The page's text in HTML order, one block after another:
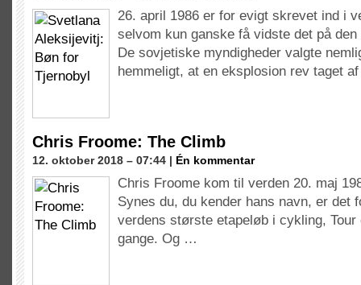
26. april 1986 er for evigt skrevet ind i
selvom kun ganske få vidste det på
De sovjetiske myndigheder valgte
hemmeligt, at en eksplosion rev taget
Chris Froome: The Climb
12. oktober 2018 – 07:44 | Én kommentar
Chris Froome kom til verden 20. maj
Synes du, du kender hans navn, er det
verdens største etapeløb i cykling, Tour
gange. Og …